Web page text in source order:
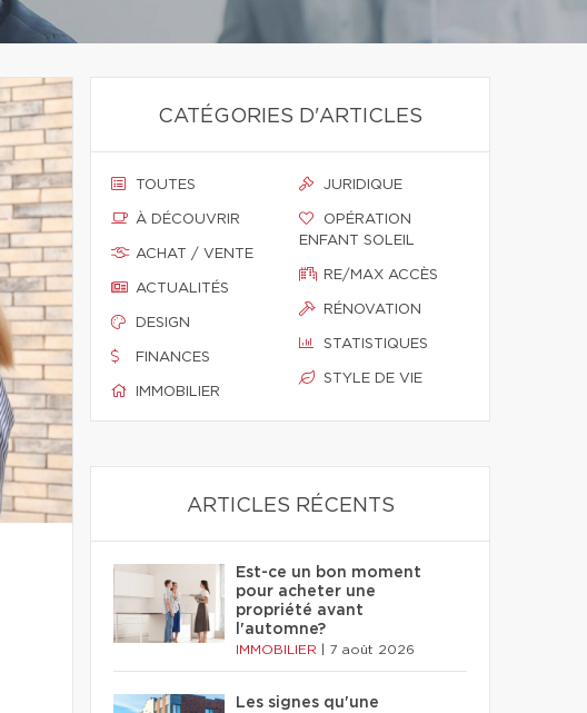
CATÉGORIES D'ARTICLES
TOUTES
À DÉCOUVRIR
ACHAT / VENTE
ACTUALITÉS
DESIGN
FINANCES
IMMOBILIER
JURIDIQUE
ENFANT SOLEIL
RE/MAX ACCÈS
RÉNOVATION
STATISTIQUES
STYLE DE VIE
ARTICLES RÉCENTS
Est-ce un bon moment
pour acheter une
propriété avant
l'automne?
IMMOBILIER 7 août 2026
Les signes qu'une